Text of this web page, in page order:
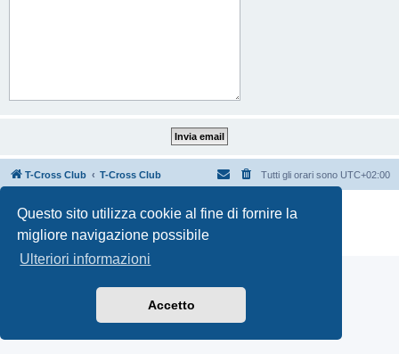
Questo sito utilizza cookie al fine di fornire la
migliore navigazione possibile
Ulteriori informazioni
Accetto
T-Cross Club T-Cross Club Tutti gli orari sono UTC+02:00
Creato da
® Forum Software © phpBB Limited
Privacy|Condizioni